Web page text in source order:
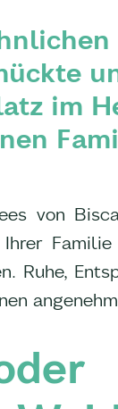
im
von
Ruhe,